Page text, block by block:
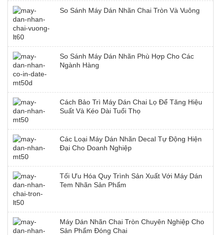
So Sánh Máy Dán Nhãn Chai Tròn Và Vuông
So Sánh Máy Dán Nhãn Phù Hợp Cho Các
Ngành Hàng
Cách Bảo Trì Máy Dán Chai Lọ Để Tăng Hiệu
Suất Và Kéo Dài Tuổi Thọ
Các Loại Máy Dán Nhãn Decal Tự Động Hiện
Đại Cho Doanh Nghiệp
Tối Ưu Hóa Quy Trình Sản Xuất Với Máy Dán
Tem Nhãn Sản Phẩm
Máy Dán Nhãn Chai Tròn Chuyên Nghiệp Cho
Sản Phẩm Đóng Chai